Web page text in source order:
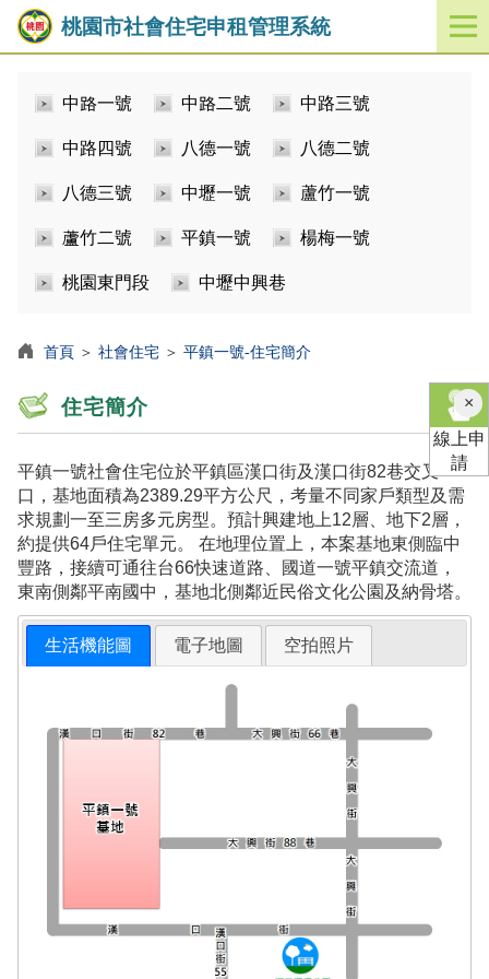
桃園市社會住宅申租管理系統
開
啟
中路一號 中路二號 中路三號
中路四號 八德一號 八德二號
八德三號 中壢一號 蘆竹一號
蘆竹二號 平鎮一號 楊梅一號
桃園東門段 中壢中興巷
首頁 ＞ 社會住宅 ＞ 平鎮一號-住宅簡介
住宅簡介
平鎮一號社會住宅位於平鎮區漢口街及漢口街82巷交叉
口，基地面積為2389.29平方公尺，考量不同家戶類型及需
求規劃一至三房多元房型。預計興建地上12層、地下2層，
約提供64戶住宅單元。 在地理位置上，本案基地東側臨中
豐路，接續可通往台66快速道路、國道一號平鎮交流道，
東南側鄰平南國中，基地北側鄰近民俗文化公園及納骨塔。
生活機能圖 電子地圖 空拍照片
×關
閉
線上申
請